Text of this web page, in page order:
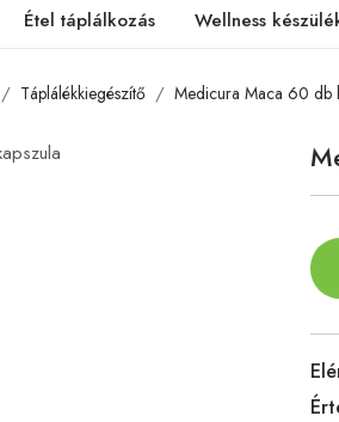
Étel táplálkozás Wellness
Táplálékkiegészítő Medicura Maca 60 db